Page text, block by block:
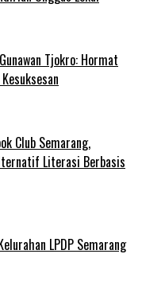
Tjokro: Hormat
Club Semarang,
Literasi Berbasis
LPDP Semarang